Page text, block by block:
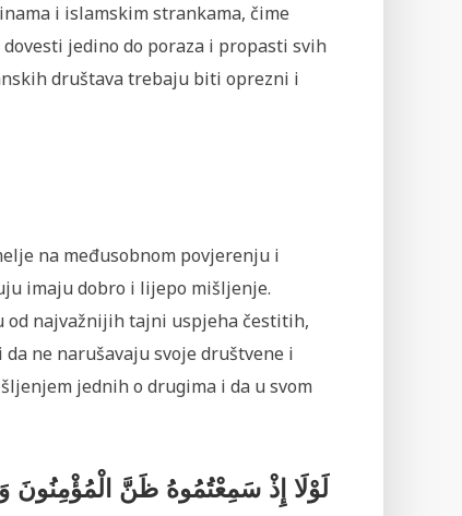
i islamskim strankama, čime
jedino do poraza i propasti svih
društava trebaju biti oprezni i
na međusobnom povjerenju i
imaju dobro i lijepo mišljenje.
od najvažnijih tajni uspjeha čestitih,
ne narušavaju svoje društvene i
jednih o drugima i da u svom
لَوْلَا إِذْ سَمِعْتُمُوهُ ظَنَّ الْمُؤْمِنُونَ